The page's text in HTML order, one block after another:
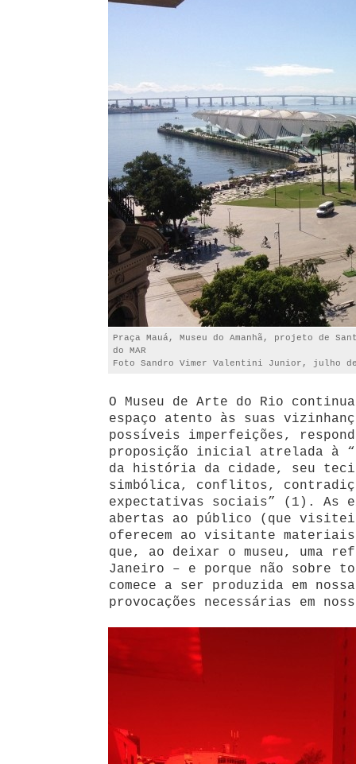
Praça Mauá, Museu do Amanhã, projeto de
do MAR
Foto Sandro Vimer Valentini Junior, julho
O Museu de Arte do Rio
espaço atento às suas
possíveis imperfeições,
proposição inicial atrelada à
da história da cidade, seu
simbólica, conflitos,
expectativas sociais” (1). As
abertas ao público (que visitei
oferecem ao visitante
que, ao deixar o museu, uma
Janeiro – e porque não sobre
comece a ser produzida em
provocações necessárias em